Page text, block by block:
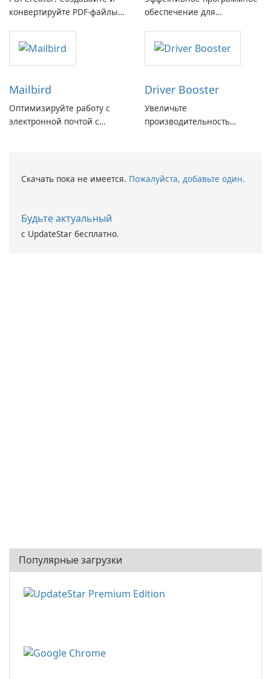
конвертируйте PDF-файлы с
обеспечение для
Mailbird
Оптимизируйте работу с
электронной почтой с
Driver Booster
Увеличьте
производительность
Скачать пока не имеется. Пожалуйста, добавьте один.
Будьте актуальный
с UpdateStar бесплатно.
Популярные загрузки